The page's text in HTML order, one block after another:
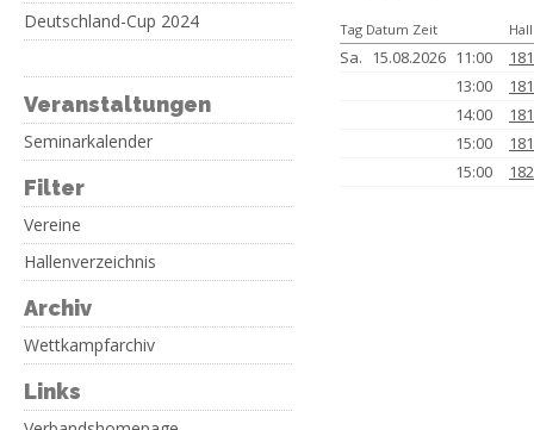
Deutschland-Cup 2024
Veranstaltungen
Seminarkalender
Filter
Vereine
Hallenverzeichnis
Archiv
Wettkampfarchiv
Links
Tag Datum Zeit
Sa. 15.08.2026 11:00
13:00
14:00
15:00
15:00